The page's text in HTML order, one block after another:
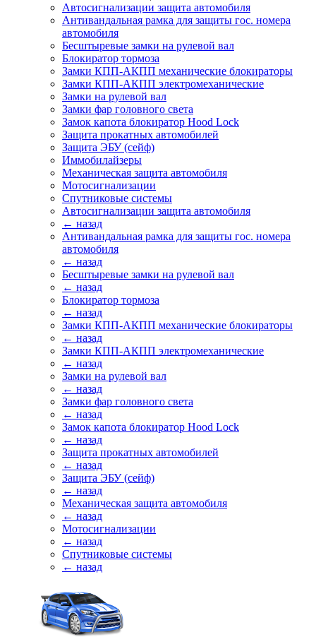
Автосигнализации защита автомобиля
Антивандальная рамка для защиты гос. номера
автомобиля
Бесштыревые замки на рулевой вал
Блокиратор тормоза
Замки КПП-АКПП механические блокираторы
Замки КПП-АКПП электромеханические
Замки на рулевой вал
Замки фар головного света
Замок капота блокиратор Hood Lock
Защита прокатных автомобилей
Защита ЭБУ (сейф)
Иммобилайзеры
Механическая защита автомобиля
Мотосигнализации
Спутниковые системы
Автосигнализации защита автомобиля
← назад
Антивандальная рамка для защиты гос. номера
автомобиля
← назад
Бесштыревые замки на рулевой вал
← назад
Блокиратор тормоза
← назад
Замки КПП-АКПП механические блокираторы
← назад
Замки КПП-АКПП электромеханические
← назад
Замки на рулевой вал
← назад
Замки фар головного света
← назад
Замок капота блокиратор Hood Lock
← назад
Защита прокатных автомобилей
← назад
Защита ЭБУ (сейф)
← назад
Механическая защита автомобиля
← назад
Мотосигнализации
← назад
Спутниковые системы
← назад